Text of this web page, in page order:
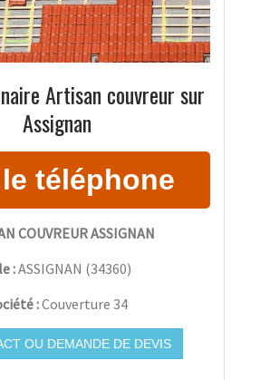
Artisan couvreur sur
Assignan
COUVREUR ASSIGNAN
:ASSIGNAN (34360)
:Couverture 34
OU DEMANDE DE DEVIS